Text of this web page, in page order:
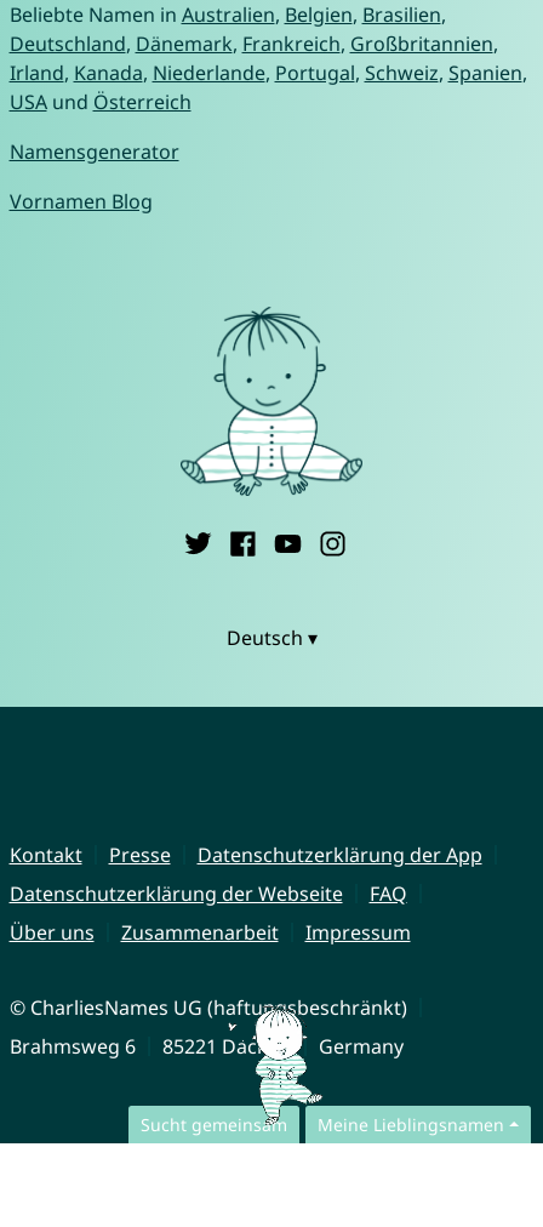
Sucht gemeinsam Meine Lieblingsnamen
Beliebte Namen in Australien, Belgien, Brasilien,
Deutschland, Dänemark, Frankreich, Großbritannien,
Irland, Kanada, Niederlande, Portugal, Schweiz, Spanien,
USAund Österreich
Namensgenerator
Vornamen Blog
Deutsch ▾
Kontakt Presse
Datenschutzerklärung der App
Datenschutzerklärung der Webseite
FAQ
Über uns
Zusammenarbeit Impressum
© CharliesNames UG (haftungsbeschränkt)
Brahmsweg 6
85221 Dachau Germany